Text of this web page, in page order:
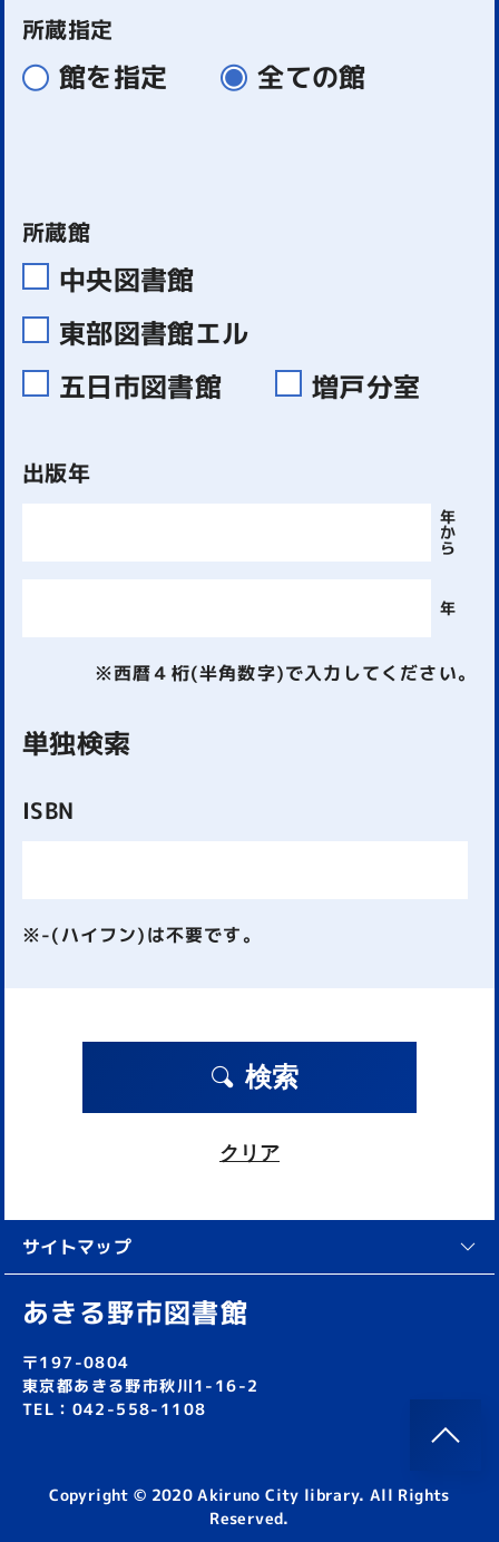
所蔵指定
館を指定 全ての館
所蔵館
中央図書館
東部図書館エル
五日市図書館
増戸分室
出版年
年
か
ら
年
※西暦４桁(半角数字)で入力してください。
単独検索
ISBN
※-(ハイフン)は不要です。
検索
クリア
サイトマップ
あきる野市図書館
〒197-0804
東京都あきる野市秋川1-16-2
TEL：042-558-1108
Copyright © 2020 Akiruno City library. All Rights
Reserved.